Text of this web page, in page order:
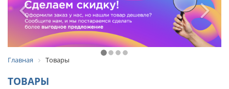
Главная Товары
ТОВАРЫ